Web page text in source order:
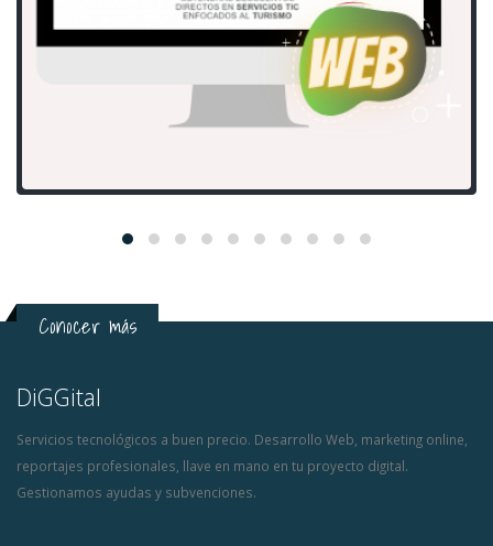
Conocer más
DiGGital
Servicios tecnológicos a buen precio. Desarrollo Web, marketing online,
reportajes profesionales, llave en mano en tu proyecto digital.
Gestionamos ayudas y subvenciones.